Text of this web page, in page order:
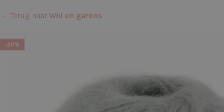
← Terug naar Wol en garens
-20%